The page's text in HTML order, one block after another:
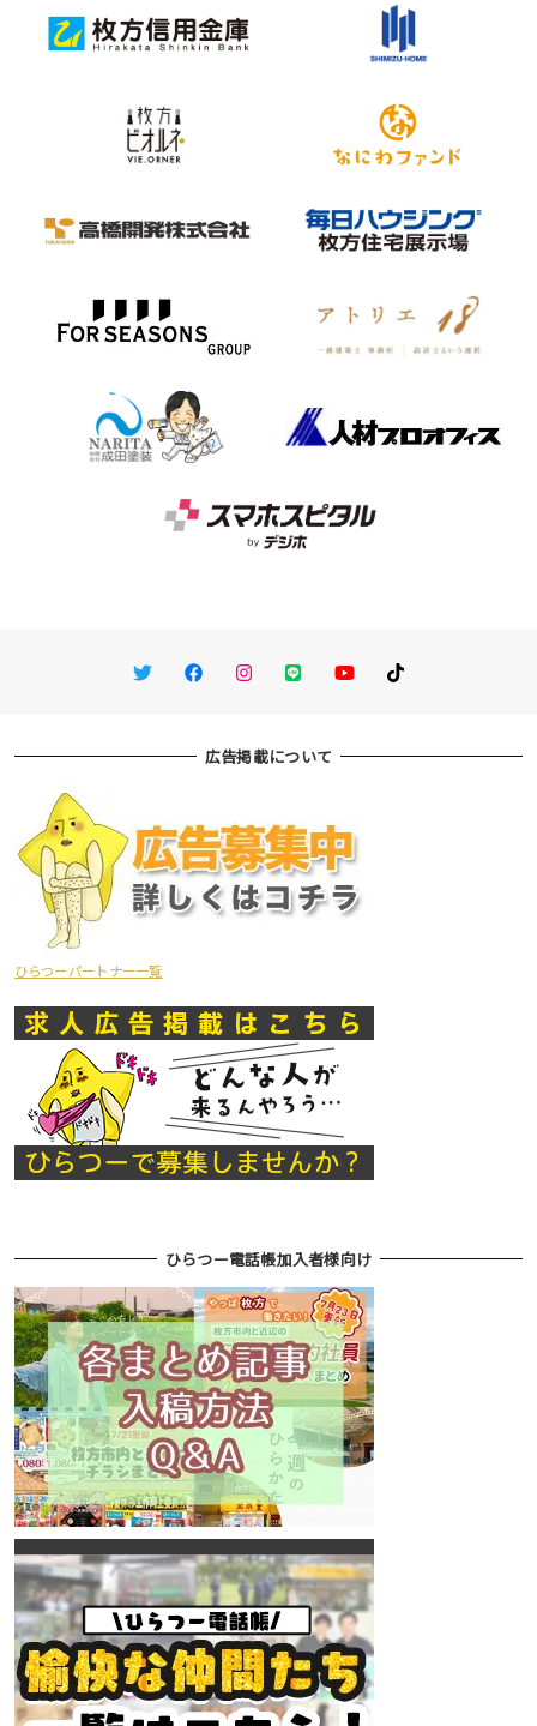
TwitterFacebookInstagram
LINE You TubeTikTok
広告掲載について
ひらつーパートナー一覧
ひらつー電話帳加入者様向け